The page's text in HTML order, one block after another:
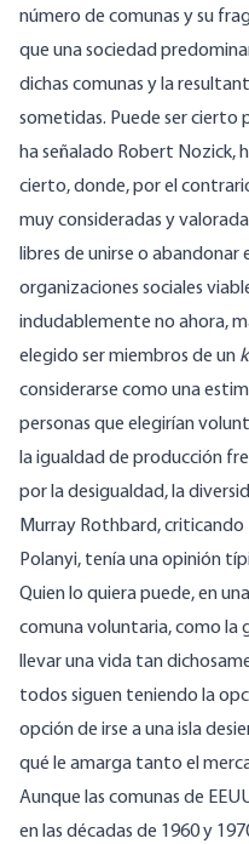
número de comunas y su
que una sociedad
dichas comunas y la
sometidas. Puede ser cierto
ha señalado Robert Nozick,
cierto, donde, por el
muy consideradas y
libres de unirse o abandonar
organizaciones sociales
indudablemente no ahora,
elegido ser miembros de un
considerarse como una
personas que elegirían
la igualdad de producción
por la desigualdad, la
Murray Rothbard, criticando
Polanyi, tenía una opinión
Quien lo quiera puede, en
comuna voluntaria, como la
llevar una vida tan
todos siguen teniendo la
opción de irse a una isla
qué le amarga tanto el
Aunque las comunas de
en las décadas de 1960 y